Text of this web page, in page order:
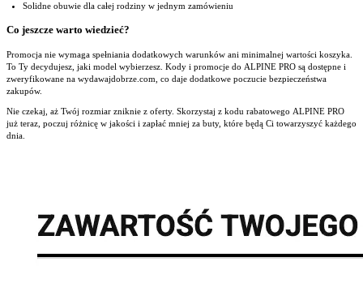
Solidne obuwie dla całej rodziny w jednym zamówieniu
Co jeszcze warto wiedzieć?
Promocja nie wymaga spełniania dodatkowych warunków ani minimalnej wartości koszyka.
To Ty decydujesz, jaki model wybierzesz. Kody i promocje do ALPINE PRO są dostępne i
zweryfikowane na wydawajdobrze.com, co daje dodatkowe poczucie bezpieczeństwa
zakupów.
Nie czekaj, aż Twój rozmiar zniknie z oferty. Skorzystaj z kodu rabatowego ALPINE PRO
już teraz, poczuj różnicę w jakości i zapłać mniej za buty, które będą Ci towarzyszyć każdego
dnia.